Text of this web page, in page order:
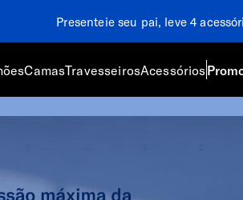
Presenteie seu pai, leve 4
CamasTravesseirosAcessórios